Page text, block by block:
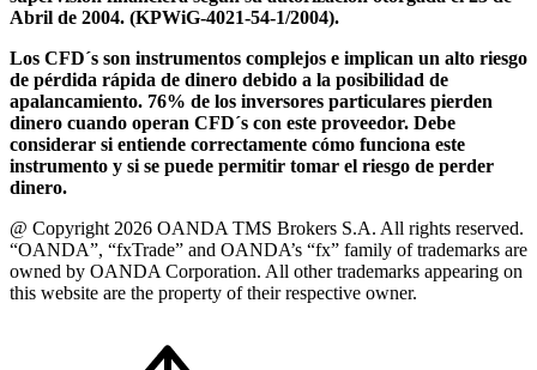
Abril de 2004. (KPWiG-4021-54-1/2004).
Los CFD´s son instrumentos complejos e implican un alto riesgo
de pérdida rápida de dinero debido a la posibilidad de
apalancamiento. 76% de los inversores particulares pierden
dinero cuando operan CFD´s con este proveedor. Debe
considerar si entiende correctamente cómo funciona este
instrumento y si se puede permitir tomar el riesgo de perder
dinero.
@ Copyright 2026 OANDA TMS Brokers S.A. All rights reserved.
“OANDA”, “fxTrade” and OANDA’s “fx” family of trademarks are
owned by OANDA Corporation. All other trademarks appearing on
this website are the property of their respective owner.